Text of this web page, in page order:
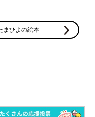
まひよの絵本